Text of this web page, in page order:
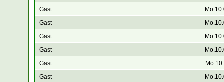
Gast
Gast
Gast
Gast
Gast
Gast